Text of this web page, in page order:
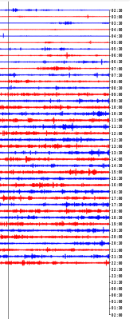
02:30
03:00
03:30
04:00
04:30
05:00
05:30
06:00
06:30
07:00
07:30
08:00
08:30
09:00
09:30
10:00
10:30
11:00
11:30
12:00
12:30
13:00
13:30
14:00
14:30
15:00
15:30
16:00
16:30
17:00
17:30
18:00
18:30
19:00
19:30
20:00
20:30
21:00
21:30
22:00
22:30
23:00
23:30
00:00
00:30
01:00
01:30
02:00